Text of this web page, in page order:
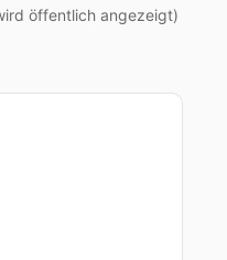
öffentlich angezeigt)